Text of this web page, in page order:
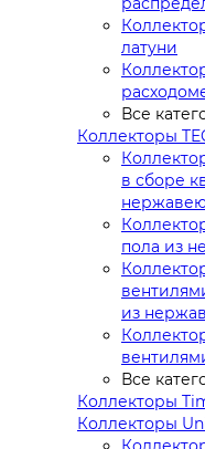
латуни
Все
Коллекторы
в сборе
пола из
из
Все
Коллекторы
Коллекторы